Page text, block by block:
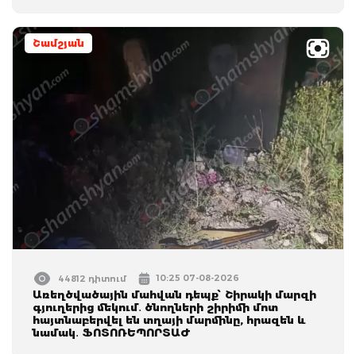
Շամշյան
44812 դիտում 10:25 07-08-2026
Առեղծվածային մահվան դեպք՝ Շիրակի մարզի
գյուղերից մեկում․ ծնողների շիրիմի մոտ
հայտնաբերվել են տղայի մարմինը, հրազեն և
նամակ․ ՖՈՏՈՌԵՊՈՐՏԱԺ